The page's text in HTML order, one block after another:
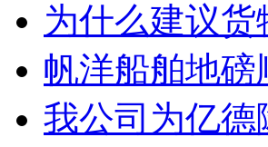
为什么建议
帆洋船舶地磅
我公司为亿